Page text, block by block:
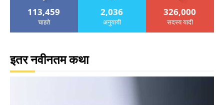
113,459
चाहते
2,036
अनुयायी
326,000
सदस्य यादी
इतर नवीनतम कथा